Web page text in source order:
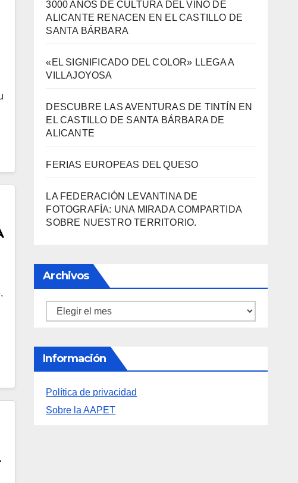
VILLAJOYOSA
DESCUBRE LAS AVENTURAS DE TINTÍN EN
ALICANTE
LA FEDERACIÓN LEVANTINA DE
FOTOGRAFÍA: UNA MIRADA COMPARTIDA
Archivos
Información
Política de privacidad